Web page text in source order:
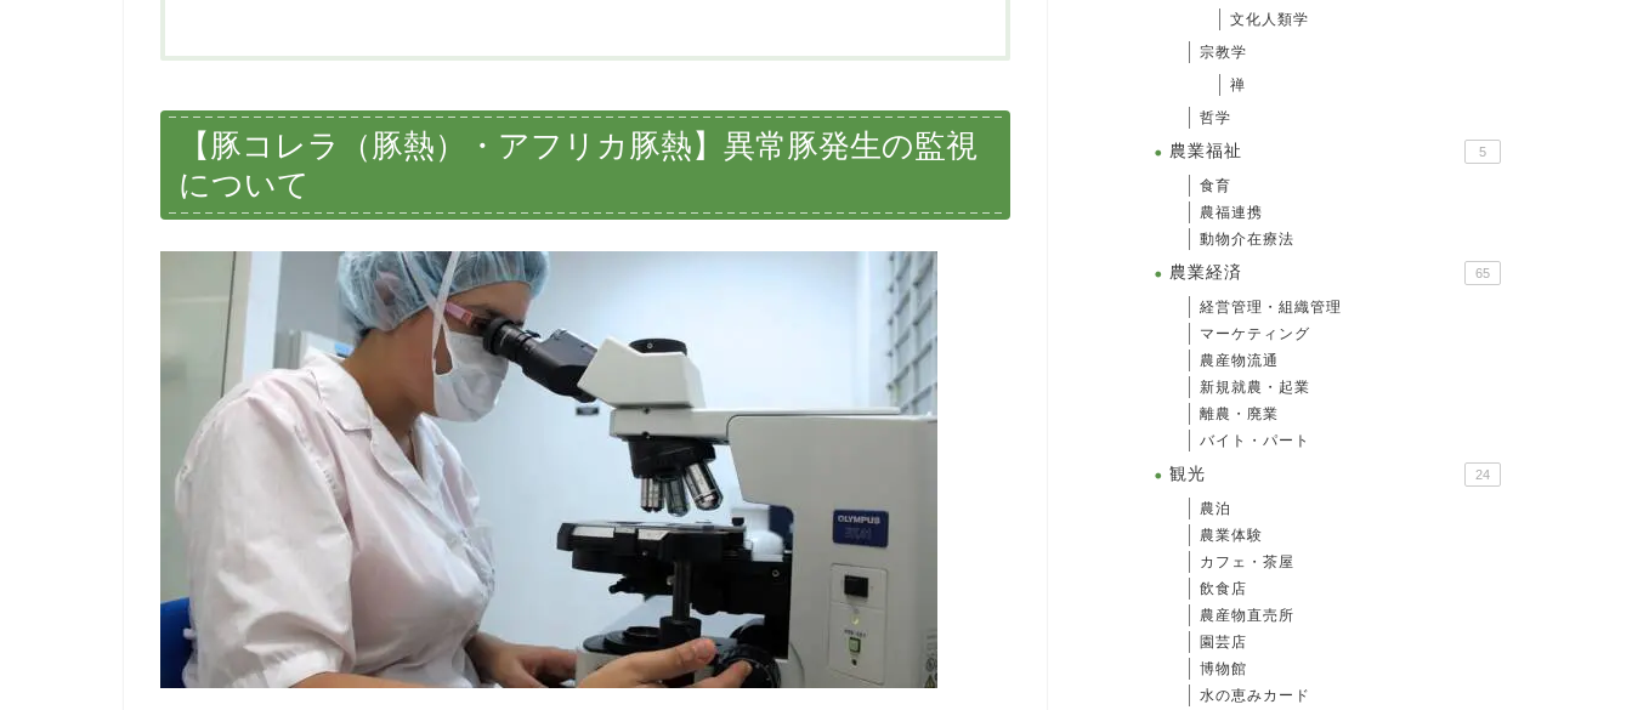
【豚コレラ（豚熱）・アフリカ豚熱】異常豚発生の監視
について
文化人類学
宗教学
禅
哲学
農業福祉 5
食育
農福連携
動物介在療法
農業経済 65
経営管理・組織管理
マーケティング
農産物流通
新規就農・起業
離農・廃業
バイト・パート
観光 24
農泊
農業体験
カフェ・茶屋
飲食店
農産物直売所
園芸店
博物館
水の恵みカード